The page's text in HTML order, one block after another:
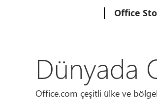
Office
Dünyada
Office.com çeşitli ülke ve